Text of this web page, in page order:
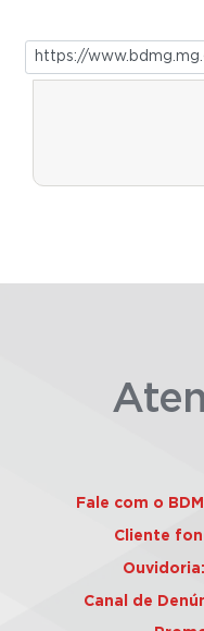
Fale com o
Cliente
Ouvidoria:
Canal de